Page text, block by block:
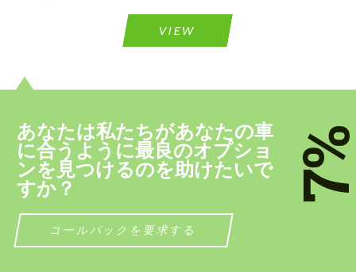
VIEW
あなたは私たちがあなたの車
に合うように最良のオプショ
ンを見つけるのを助けたいで
すか？
コールバックを要求する